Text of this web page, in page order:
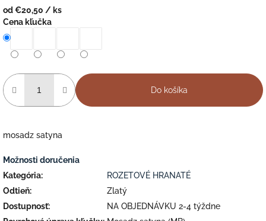
od€20,50 / ks
Jednotková
cena:
Cena kľučka
Do košíka
mosadz satyna
Možnosti doručenia
Kategória:
ROZETOVÉ HRANATÉ
Odtieň:
Zlatý
Dostupnosť:
NA OBJEDNÁVKU 2-4 týždne